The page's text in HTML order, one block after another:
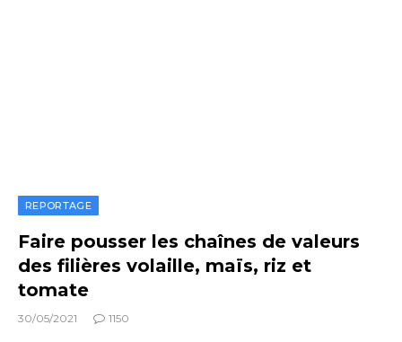
REPORTAGE
Faire pousser les chaînes de valeurs
des filières volaille, maïs, riz et
tomate
30/05/2021 1150